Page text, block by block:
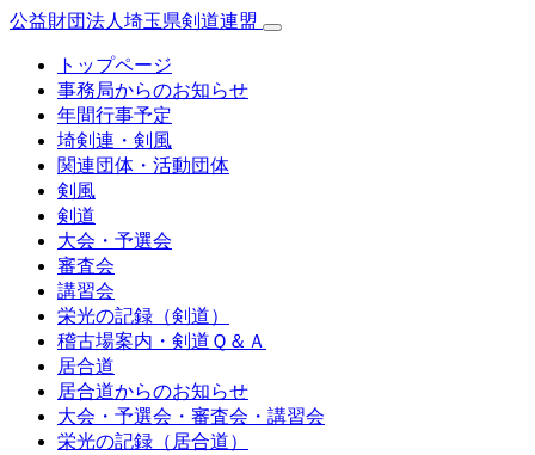
公益財団法人埼玉県剣道連盟
トップページ
事務局からのお知らせ
年間行事予定
埼剣連・剣風
関連団体・活動団体
剣風
剣道
大会・予選会
審査会
講習会
栄光の記録（剣道）
稽古場案内・剣道Ｑ＆Ａ
居合道
居合道からのお知らせ
大会・予選会・審査会・講習会
栄光の記録（居合道）